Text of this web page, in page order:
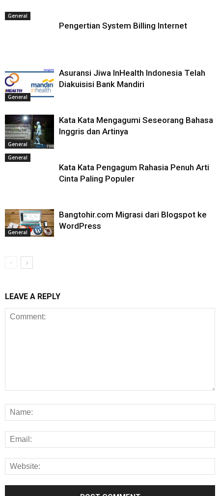
General
Pengertian System Billing Internet
General
Asuransi Jiwa InHealth Indonesia Telah
Diakuisisi Bank Mandiri
General
Kata Kata Mengagumi Seseorang Bahasa
Inggris dan Artinya
General
Kata Kata Pengagum Rahasia Penuh Arti
Cinta Paling Populer
General
Bangtohir.com Migrasi dari Blogspot ke
WordPress
LEAVE A REPLY